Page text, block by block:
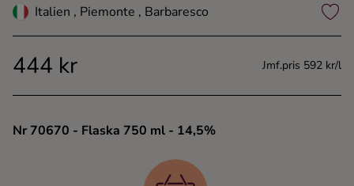
Tequila
Italien , Piemonte , Barbaresco
444 kr Jmf.pris 592 kr/l
Nr 70670 - Flaska 750 ml - 14,5%